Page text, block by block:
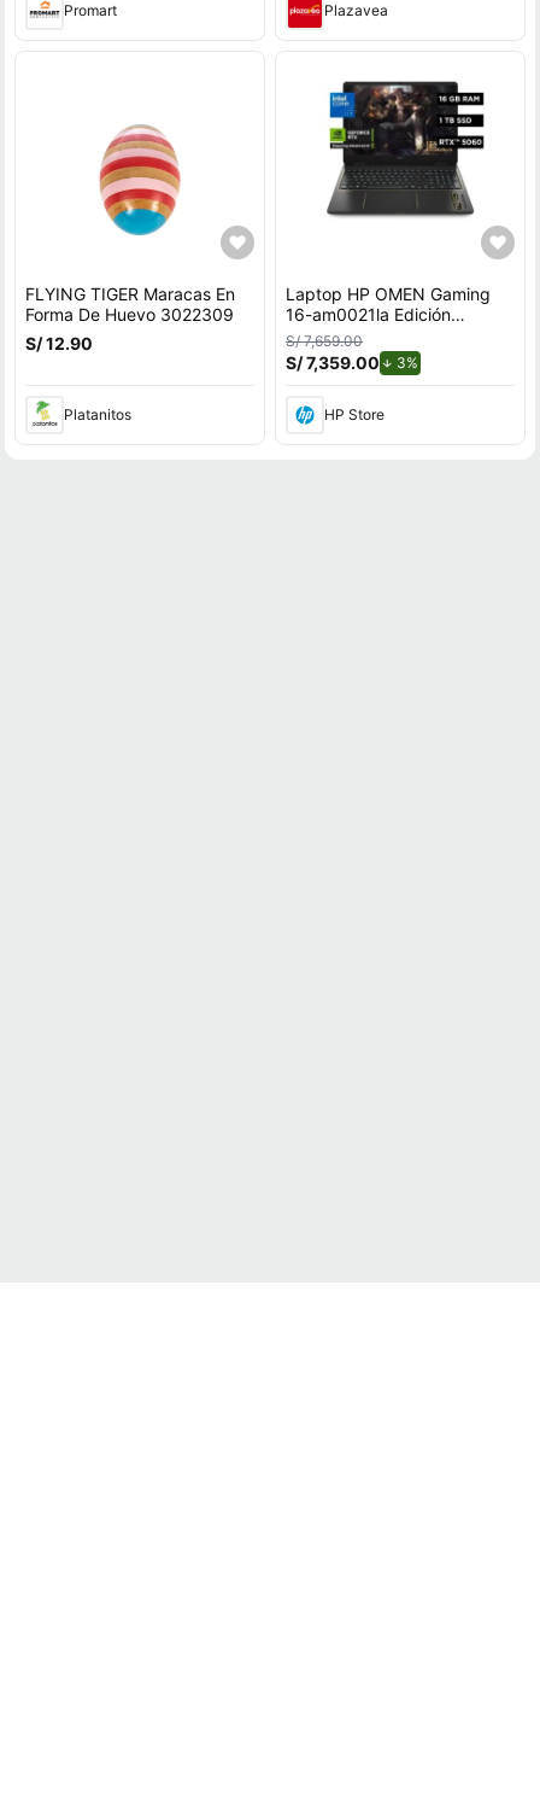
Promart Plazavea
FLYING TIGER Maracas En
Forma De Huevo 3022309
S/ 12.90
Platanitos
Laptop HP OMEN Gaming
16-am0021la Edición
League of Legends, Intel
Core i7, 16 GB RAM, GPU
NVIDIA GeForce RTX™ 5060
Windows 11 Home con
S/ 7,659.00
S/ 7,359.00 3%de descuento.
HP Store